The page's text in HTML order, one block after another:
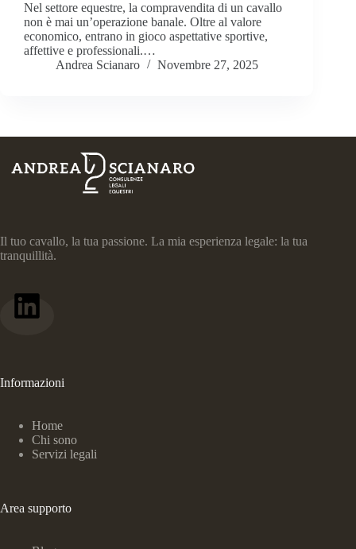
Nel settore equestre, la compravendita di un cavallo
non è mai un’operazione banale. Oltre al valore
economico, entrano in gioco aspettative sportive,
affettive e professionali.…
Andrea Scianaro
Novembre 27, 2025
Il tuo cavallo, la tua passione. La mia esperienza legale: la tua
tranquillità.
Informazioni
Home
Chi sono
Servizi legali
Area supporto